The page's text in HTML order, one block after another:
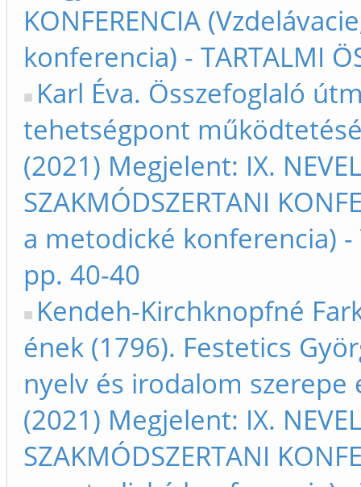
KONFERENCIA
konferencia) - TARTALMI
Karl Éva. Összefoglaló
tehetségpont
(2021) Megjelent: IX.
SZAKMÓDSZERTANI
a metodické konferencia) -
pp. 40-40
Kendeh-Kirchknopfné
ének (1796). Festetics
nyelv és irodalom szerepe
(2021) Megjelent: IX.
SZAKMÓDSZERTANI